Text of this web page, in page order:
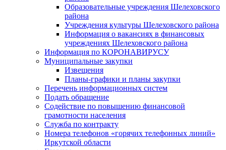
Образовательные учреждения Шелеховского
района
Учреждения культуры Шелеховского района
Информация о вакансиях в финансовых
учреждениях Шелеховского района
Информация по КОРОНАВИРУСУ
Муниципальные закупки
Извещения
Планы-графики и планы закупки
Перечень информационных систем
Подать обращение
Содействие по повышению финансовой
грамотности населения
Служба по контракту
Номера телефонов «горячих телефонных линий»
Иркутской области